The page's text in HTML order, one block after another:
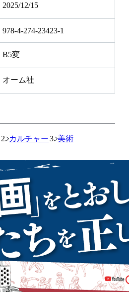
2025/12/15
978-4-274-23423-1
B5変
オーム社
カルチャー 美術